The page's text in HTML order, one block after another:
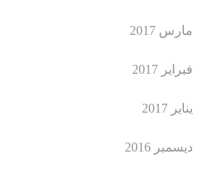
مارس 2017
فبراير 2017
يناير 2017
ديسمبر 2016